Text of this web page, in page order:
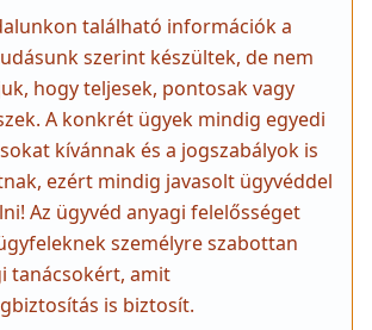
található információk a
szerint készültek, de nem
hogy teljesek, pontosak vagy
A konkrét ügyek mindig egyedi
kívánnak és a jogszabályok is
ezért mindig javasolt ügyvéddel
Az ügyvéd anyagi felelősséget
személyre szabottan
tanácsokért, amit
is biztosít.